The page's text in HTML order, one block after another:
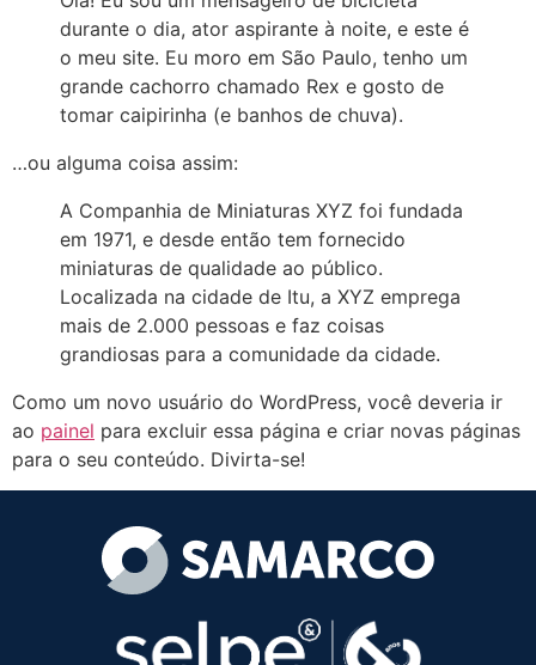
durante o dia, ator aspirante à noite, e este é
o meu site. Eu moro em São Paulo, tenho um
grande cachorro chamado Rex e gosto de
tomar caipirinha (e banhos de chuva).
…ou alguma coisa assim:
A Companhia de Miniaturas XYZ foi fundada
em 1971, e desde então tem fornecido
miniaturas de qualidade ao público.
Localizada na cidade de Itu, a XYZ emprega
mais de 2.000 pessoas e faz coisas
grandiosas para a comunidade da cidade.
Como um novo usuário do WordPress, você deveria ir
ao painel para excluir essa página e criar novas páginas
para o seu conteúdo. Divirta-se!